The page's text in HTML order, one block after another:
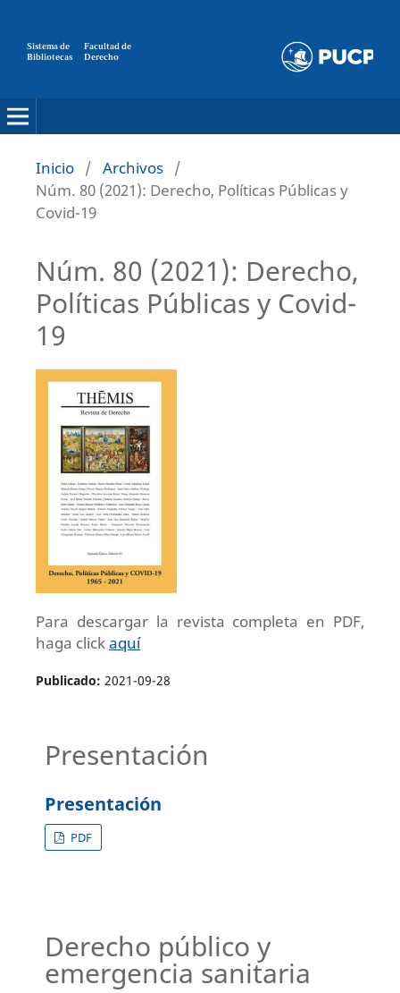
Sistema de
Bibliotecas
Facultad de
Derecho
Inicio / Archivos /
Núm. 80 (2021): Derecho, Políticas Públicas y
Covid-19
Núm. 80 (2021): Derecho,
Políticas Públicas y Covid-
19
Para descargar la revista completa en PDF,
haga clickaquí
Publicado: 2021-09-28
Presentación
Presentación
PDF
Derecho público y
emergencia sanitaria